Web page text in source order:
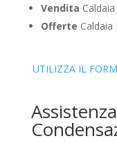
Vendita
Offerte
UTILIZZA IL